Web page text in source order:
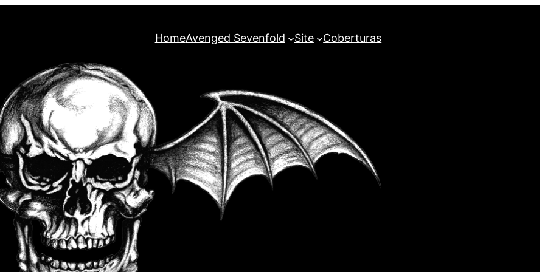
HomeAvenged Sevenfold Site Coberturas